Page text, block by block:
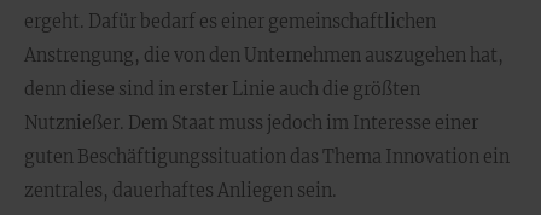
ergeht. Dafür bedarf es einer gemeinschaftlichen
Anstrengung, die von den Unternehmen auszugehen hat,
denn diese sind in erster Linie auch die größten
Nutznießer. Dem Staat muss jedoch im Interesse einer
guten Beschäftigungssituation das Thema Innovation ein
zentrales, dauerhaftes Anliegen sein.